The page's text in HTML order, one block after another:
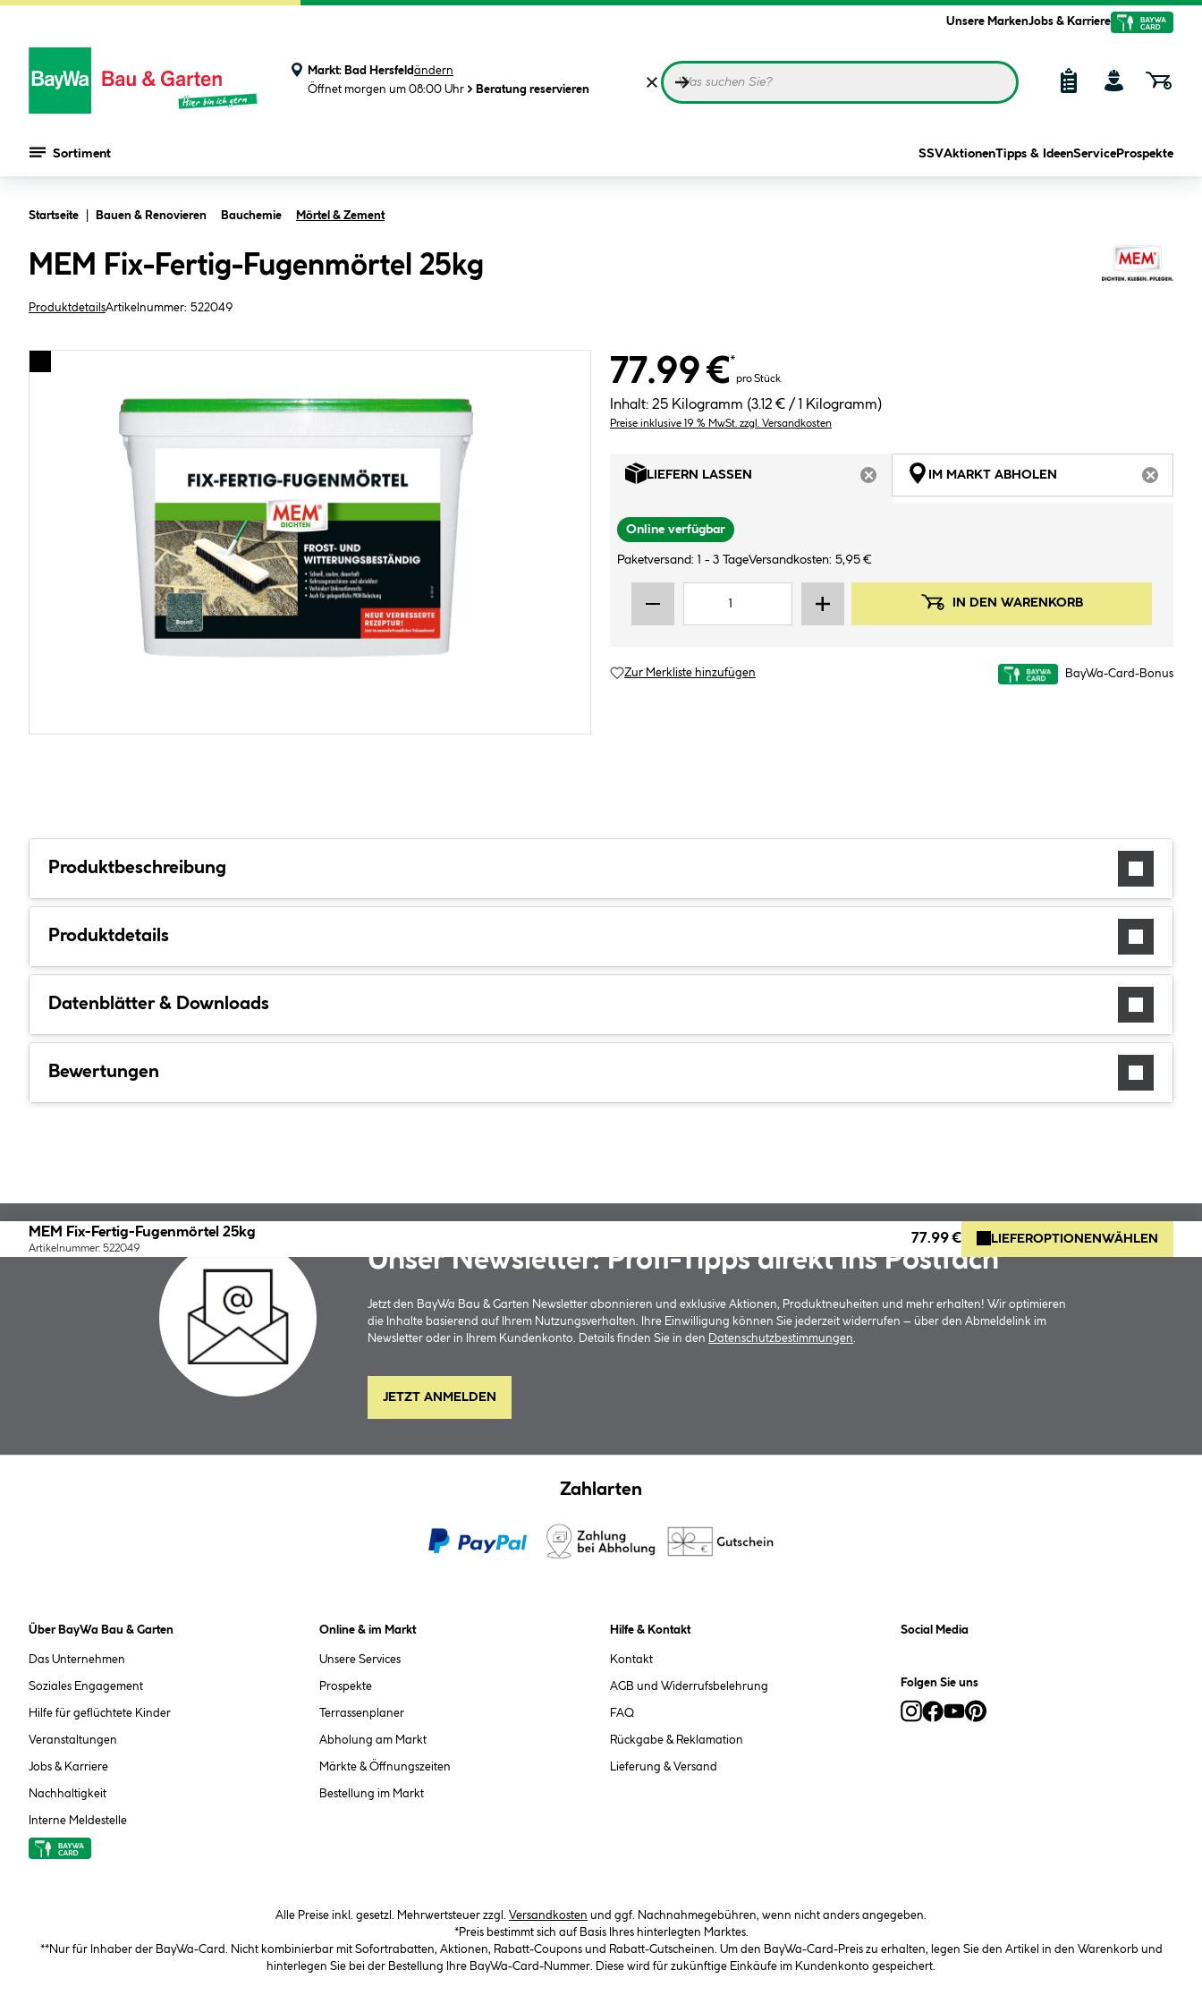
Unsere MarkenJobs & Karriere
Markt: Bad Hersfeldändern
Öffnet morgen um 08:00 Uhr
Beratung reservieren
Sortiment SSVAktionenTipps & IdeenService Prospekte
Startseite Bauen & Renovieren Bauchemie Mörtel & Zement
MEM Fix-Fertig-Fugenmörtel 25kg
ProduktdetailsArtikelnummer: 522049
77.99 €*
pro Stück
Inhalt: 25 Kilogramm (3.12 € / 1 Kilogramm)
Preise inklusive 19 % MwSt. zzgl. Versandkosten
LIEFERN LASSEN
ARTIKEL NICHT VERFÜGBAR
IM MARKT ABHOLEN
Online verfügbar
Paketversand: 1 - 3 TageVersandkosten: 5,95 €
IN DEN WARENKORB
Zur Merkliste hinzufügen BayWa-Card-Bonus
Produktbeschreibung
Produktdetails
Datenblätter & Downloads
Bewertungen
MEM Fix-Fertig-Fugenmörtel 25kg
Artikelnummer: 522049
77.99 € LIEFEROPTIONEN WÄHLEN
Unser Newsletter: Profi-Tipps direkt ins Postfach
Jetzt den BayWa Bau & Garten Newsletter abonnieren und exklusive Aktionen, Produktneuheiten und mehr erhalten! Wir optimieren
die Inhalte basierend auf Ihrem Nutzungsverhalten. Ihre Einwilligung können Sie jederzeit widerrufen – über den Abmeldelink im
Newsletter oder in Ihrem Kundenkonto. Details finden Sie in den
Datenschutzbestimmungen
JETZT ANMELDEN
Zahlarten
Über BayWa Bau & Garten
Das Unternehmen
Soziales Engagement
Hilfe für geflüchtete Kinder
Veranstaltungen
Jobs & Karriere
Nachhaltigkeit
Interne Meldestelle
Online & im Markt
Unsere Services
Prospekte
Terrassenplaner
Abholung am Markt
Märkte & Öffnungszeiten
Bestellung im Markt
Hilfe & Kontakt
Kontakt
AGB und Widerrufsbelehrung
FAQ
Rückgabe & Reklamation
Lieferung & Versand
Social Media
Folgen Sie uns
Alle Preise inkl. gesetzl. Mehrwertsteuer zzgl. Versandkosten und ggf. Nachnahmegebühren, wenn nicht anders angegeben.
*Preis bestimmt sich auf Basis Ihres hinterlegten Marktes.
**Nur für Inhaber der BayWa-Card. Nicht kombinierbar mit Sofortrabatten, Aktionen, Rabatt-Coupons und Rabatt-Gutscheinen. Um den BayWa-Card-Preis zu erhalten, legen Sie den Artikel in den Warenkorb und
hinterlegen Sie bei der Bestellung Ihre BayWa-Card-Nummer. Diese wird für zukünftige Einkäufe im Kundenkonto gespeichert.